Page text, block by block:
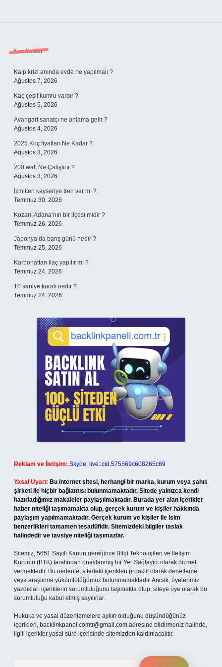
Sidebar
Son Yazılar
Kalp krizi anında evde ne yapılmalı ?
Ağustos 7, 2026
Kaç çeşit kumru vardır ?
Ağustos 5, 2026
Avangart sanatçı ne anlama gelir ?
Ağustos 4, 2026
2025 Koç fiyatları Ne Kadar ?
Ağustos 3, 2026
200 watt Ne Çalıştırır ?
Ağustos 3, 2026
İzmitten kayseriye tren var mı ?
Temmuz 30, 2026
Kozan, Adana’nın bir ilçesi midir ?
Temmuz 26, 2026
Japonya’da barış günü nedir ?
Temmuz 25, 2026
Karbonattan ilaç yapılır mı ?
Temmuz 24, 2026
10 saniye kuralı nedir ?
Temmuz 24, 2026
Reklam ve İletişim: Skype: live:.cid.575569c608265c69
Yasal Uyarı: Bu internet sitesi, herhangi bir marka, kurum veya şahıs
şirketi ile hiçbir bağlantısı bulunmamaktadır. Sitede yalnızca kendi
hazırladığımız makaleler paylaşılmaktadır. Burada yer alan içerikler
haber niteliği taşımamakta olup, gerçek kurum ve kişiler hakkında
paylaşım yapılmamaktadır. Gerçek kurum ve kişiler ile isim
benzerlikleri tamamen tesadüfidir. Sitemizdeki bilgiler taslak
halindedir ve tavsiye niteliği taşımazlar.
Sitemiz, 5651 Sayılı Kanun gereğince Bilgi Teknolojileri ve İletişim
Kurumu (BTK) tarafından onaylanmış bir Yer Sağlayıcı olarak hizmet
vermektedir. Bu nedenle, sitedeki içerikleri proaktif olarak denetleme
veya araştırma yükümlülüğümüz bulunmamaktadır. Ancak, üyelerimiz
yazdıkları içeriklerin sorumluluğunu taşımakta olup, siteye üye olarak bu
sorumluluğu kabul etmiş sayılırlar.
Hukuka ve yasal düzenlemelere aykırı olduğunu düşündüğünüz
içerikleri, backlinkpanelicomtr@gmail.com adresine bildirmeniz halinde,
ilgili içerikler yasal süre içerisinde sitemizden kaldırılacaktır.